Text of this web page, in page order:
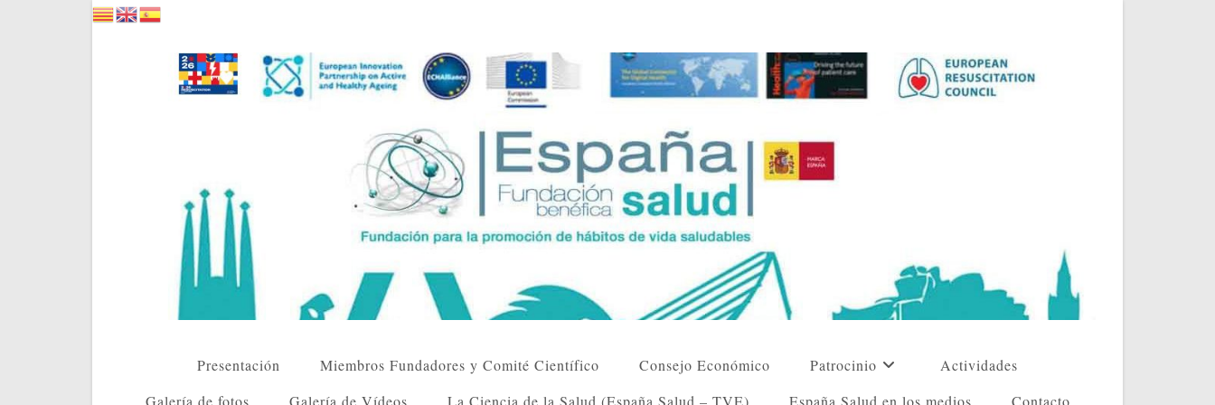
Presentación Miembros Fundadores y Comité Científico Consejo Económico Patrocinio
Actividades
Galería de fotos
Galería de Vídeos La Ciencia de la Salud (España Salud – TVE) España Salud en los medios Contacto